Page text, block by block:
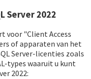
Server 2022
voor "Client Access
of apparaten van het
Server-licenties zoals
types waaruit u kunt
2022: